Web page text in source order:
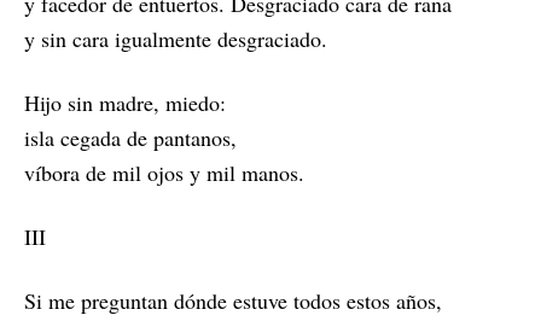
y sin cara igualmente desgraciado.
Hijo sin madre, miedo:
isla cegada de pantanos,
víbora de mil ojos y mil manos.
III
Si me preguntan dónde estuve todos estos años,